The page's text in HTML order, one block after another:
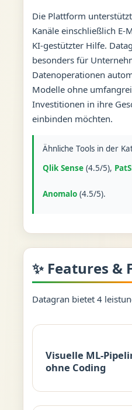
Die Plattform
Kanäle einschließlich
KI-gestützter Hilfe.
besonders für
Datenoperationen
Modelle ohne
Investitionen in ihre
einbinden möchten.
Ähnliche Tools in der
Qlik Sense(4.5/5),
Anomalo(4.5/5).
✨ Features &
Datagran bietet 4
Visuelle ML-
ohne Coding